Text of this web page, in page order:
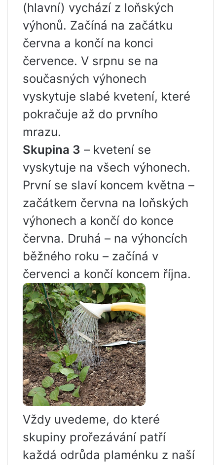
(hlavní) vychází z loňských
výhonů. Začíná na začátku
června a končí na konci
července. V srpnu se na
současných výhonech
vyskytuje slabé kvetení, které
pokračuje až do prvního
mrazu.
Skupina 3 – kvetení se
vyskytuje na všech výhonech.
První se slaví koncem května –
začátkem června na loňských
výhonech a končí do konce
června. Druhá – na výhoncích
běžného roku – začíná v
červenci a končí koncem října.
Vždy uvedeme, do které
skupiny prořezávání patří
každá odrůda plaménku z naší